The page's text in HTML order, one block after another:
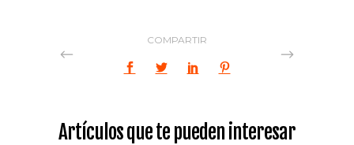
COMPARTIR
Artículos que te pueden interesar